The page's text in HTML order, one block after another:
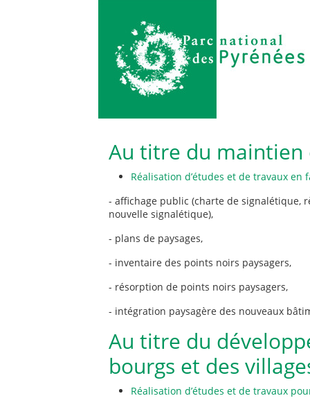
Au titre du maintien
Réalisation d’études et de travaux en
- affichage public (charte de signalétique,
nouvelle signalétique),
- plans de paysages,
- inventaire des points noirs paysagers,
- résorption de points noirs paysagers,
- intégration paysagère des nouveaux
Au titre du
bourgs et des
Réalisation d’études et de travaux